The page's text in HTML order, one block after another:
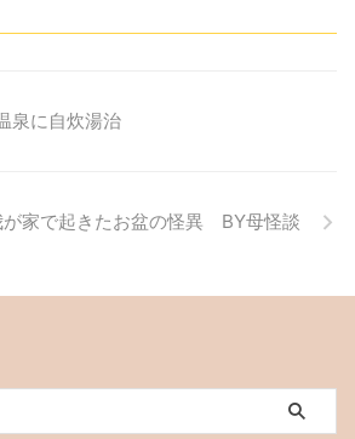
泉に自炊湯治
が家で起きたお盆の怪異 BY母怪談